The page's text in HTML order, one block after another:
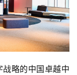
略的中国卓越中